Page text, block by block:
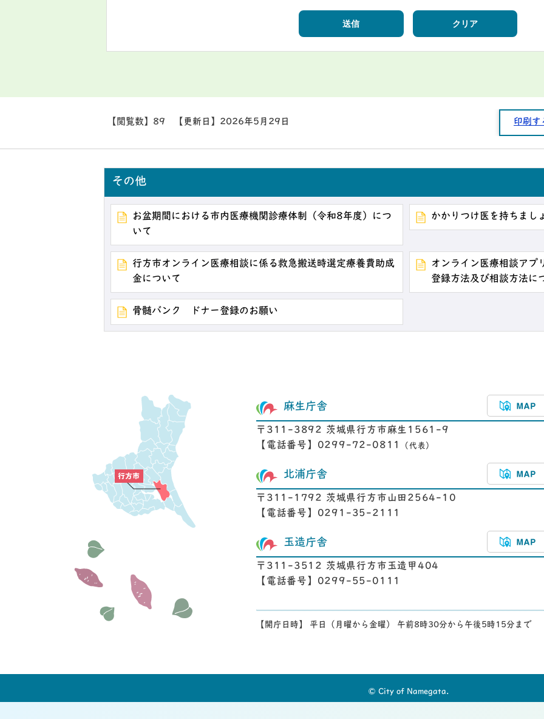
【閲覧数】 89 【更新日】 2026年5月29日 印刷す
その他
お盆期間における市内医療機関診療体制（令和8年度）につ
いて
かかりつけ医を持ちまし
行方市オンライン医療相談に係る救急搬送時選定療養費助成
金について
オンライン医療相談アプ
登録方法及び相談方法に
骨髄バンク ドナー登録のお願い
麻生庁舎
〒311-3892 茨城県行方市麻生1561-9
【電話番号】0299-72-0811
（代表）
北浦庁舎
〒311-1792 茨城県行方市山田2564-10
【電話番号】0291-35-2111
玉造庁舎
〒311-3512 茨城県行方市玉造甲404
【電話番号】0299-55-0111
【開庁日時】 平日（月曜から金曜） 午前8時30分から午後5時15分まで
© City of Namegata.